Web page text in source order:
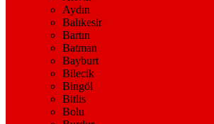
Aydın
Balıkesir
Bartın
Batman
Bayburt
Bilecik
Bingöl
Bitlis
Bolu